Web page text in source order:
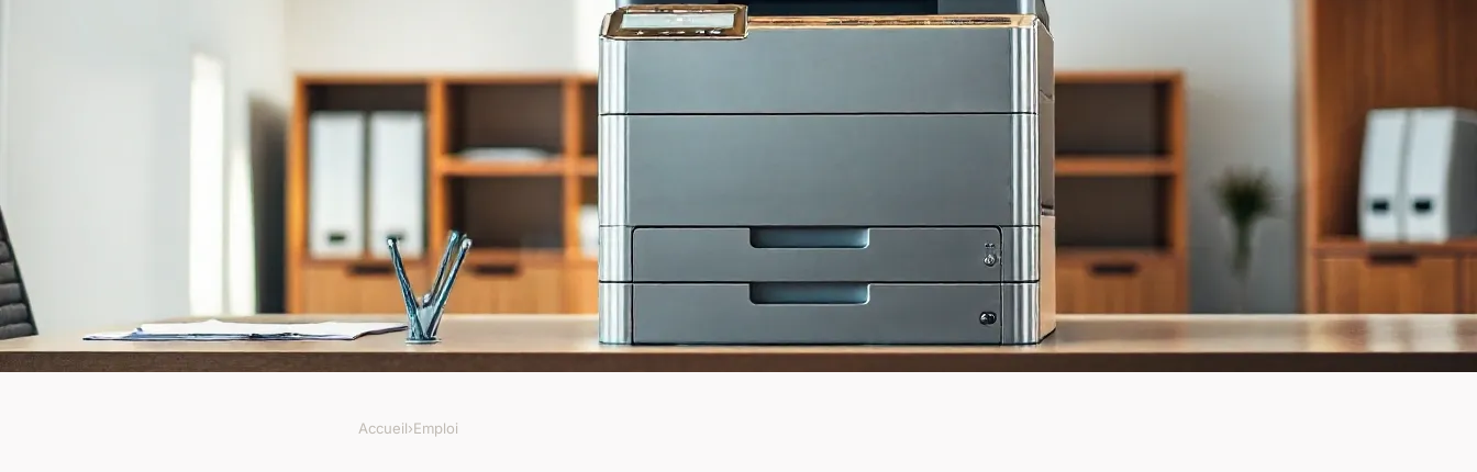
Accueil›Emploi